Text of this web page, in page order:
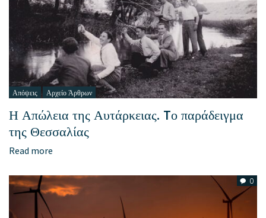
Απόψεις Αρχείο Άρθρων
Η Απώλεια της Αυτάρκειας. Tο παράδειγμα
της Θεσσαλίας
Read more
0